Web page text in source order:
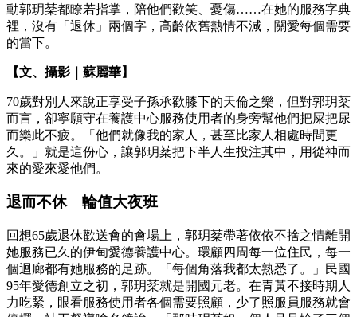
動郭玥棻都瞭若指掌，陪他們歡笑、憂傷……在她的服務字典
裡，沒有「退休」兩個字，高齡依舊熱情不減，關愛每個需要
的當下。
【文、 攝影｜蘇麗華】
70歲對別人來說正享受子孫承歡膝下的天倫之樂，但對郭玥棻
而言，卻寧願守在養護中心服務使用者的身旁幫他們把屎把尿
而樂此不疲。「他們就像我的家人，甚至比家人相處時間更
久。」就是這份心，讓郭玥棻把下半人生投注其中，用從神而
來的愛來愛他們。
退而不休 輪值大夜班
回想65歲退休歡送會的會場上，郭玥棻帶著依依不捨之情離開
她服務已久的伊甸愛德養護中心。環顧四周每一位住民，每一
個迴廊都有她服務的足跡。「每個角落我都太熟悉了。」民國
95年愛德創立之初，郭玥棻就是開國元老。在青黃不接時期人
力吃緊，眼看服務使用者各個需要照顧，少了照服員服務就會